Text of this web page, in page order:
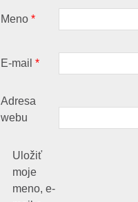
Meno *
E-mail *
Adresa
webu
Uložiť
moje
meno, e-